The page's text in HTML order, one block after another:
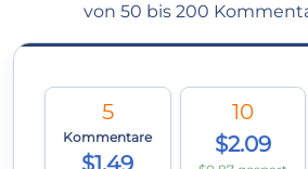
von 50 bis 200
5
Kommentare
$1.49
10
$2.09